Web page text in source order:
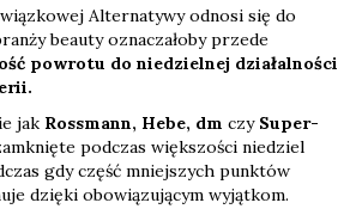
Alternatywy odnosi się do
beauty oznaczałoby przede
powrotu do niedzielnej działalności
jak Rossmann, Hebe, dm czy Super-
podczas większości niedziel
gdy część mniejszych punktów
dzięki obowiązującym wyjątkom.